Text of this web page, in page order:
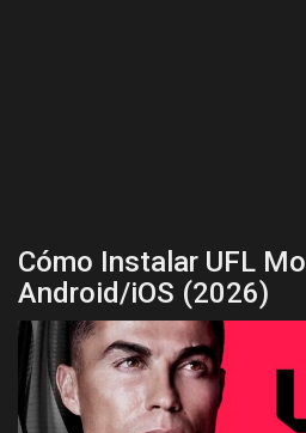
Cómo Instalar UFL
Android/iOS (2026)